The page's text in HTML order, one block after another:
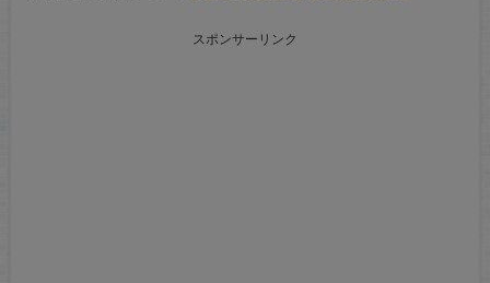
スポンサーリンク